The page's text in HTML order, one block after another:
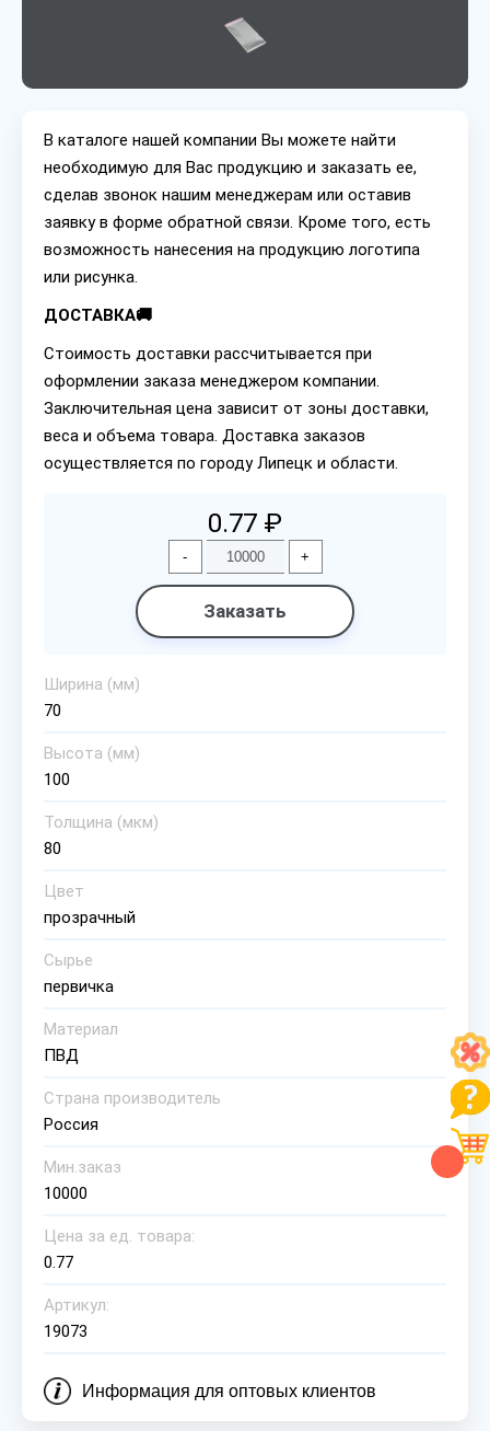
В каталоге нашей компании Вы можете найти
необходимую для Вас продукцию и заказать ее,
сделав звонок нашим менеджерам или оставив
заявку в форме обратной связи. Кроме того, есть
возможность нанесения на продукцию логотипа
или рисунка.
ДОСТАВКА🚚
Стоимость доставки рассчитывается при
оформлении заказа менеджером компании.
Заключительная цена зависит от зоны доставки,
веса и объема товара. Доставка заказов
осуществляется по городу Липецк и области.
0.77 ₽
- +
Заказать
Ширина (мм)
70
Высота (мм)
100
Толщина (мкм)
80
Цвет
прозрачный
Сырье
первичка
Материал
ПВД
Страна производитель
Россия
Мин.заказ
10000
Цена за ед. товара:
0.77
Артикул:
19073
Информация для оптовых клиентов